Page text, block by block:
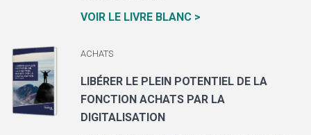
VOIR LE LIVRE BLANC >
ACHATS
LIBÉRER LE PLEIN POTENTIEL DE LA
FONCTION ACHATS PAR LA
DIGITALISATION